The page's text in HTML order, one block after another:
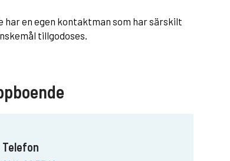
har en egen kontaktman som har särskilt
tillgodoses.
Telefon